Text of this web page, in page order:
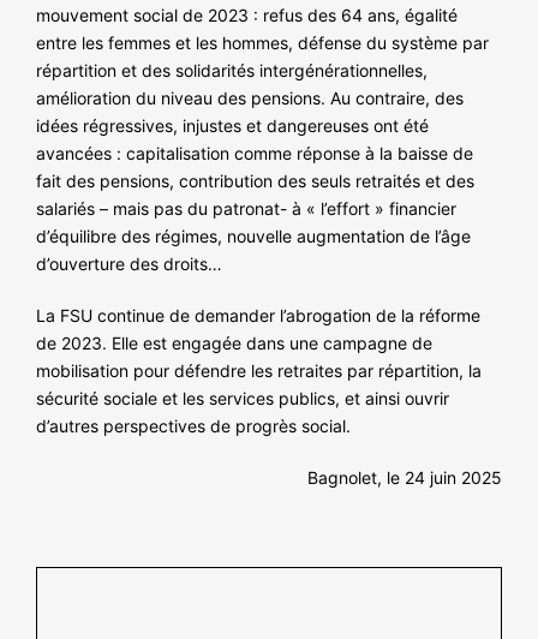
mouvement social de 2023 : refus des 64 ans, égalité
entre les femmes et les hommes, défense du système par
répartition et des solidarités intergénérationnelles,
amélioration du niveau des pensions. Au contraire, des
idées régressives, injustes et dangereuses ont été
avancées : capitalisation comme réponse à la baisse de
fait des pensions, contribution des seuls retraités et des
salariés – mais pas du patronat- à « l’effort » financier
d’équilibre des régimes, nouvelle augmentation de l’âge
d’ouverture des droits…
La FSU continue de demander l’abrogation de la réforme
de 2023. Elle est engagée dans une campagne de
mobilisation pour défendre les retraites par répartition, la
sécurité sociale et les services publics, et ainsi ouvrir
d’autres perspectives de progrès social.
Bagnolet, le 24 juin 2025